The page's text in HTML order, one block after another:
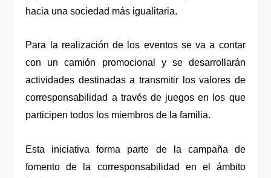
hacia una sociedad más igualitaria.
Para la realización de los eventos se va a contar
con un camión promocional y se desarrollarán
actividades destinadas a transmitir los valores de
corresponsabilidad a través de juegos en los que
participen todos los miembros de la familia.
Esta iniciativa forma parte de la campaña de
fomento de la corresponsabilidad en el ámbito